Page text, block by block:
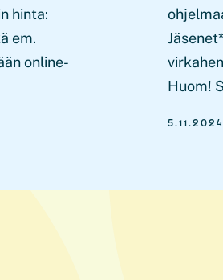
hinta:
em.
online-
Huom!
5.11.2024